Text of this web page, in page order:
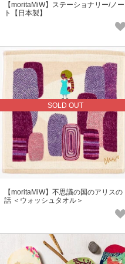
【moritaMiW】ステーショナリー/ノー
ト【日本製】
SOLD OUT
【moritaMiW】不思議の国のアリスの
話 ＜ウォッシュタオル＞